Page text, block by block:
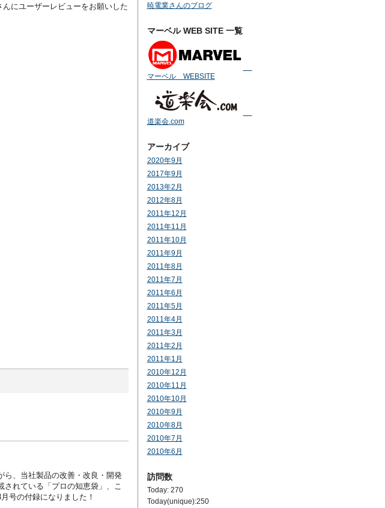
にユーザーレビューをお願いした
ら、当社製品の改善・改良・開発
れている「プロの知恵袋」、こ
号の付録になりました！
暁電業さんのブログ
マーベル WEB SITE 一覧
マーベル WEBSITE
道楽会.com
アーカイブ
2020年9月
2017年9月
2013年2月
2012年8月
2011年12月
2011年11月
2011年10月
2011年9月
2011年8月
2011年7月
2011年6月
2011年5月
2011年4月
2011年3月
2011年2月
2011年1月
2010年12月
2010年11月
2010年10月
2010年9月
2010年8月
2010年7月
2010年6月
訪問数
Today: 270
Today(unique):250